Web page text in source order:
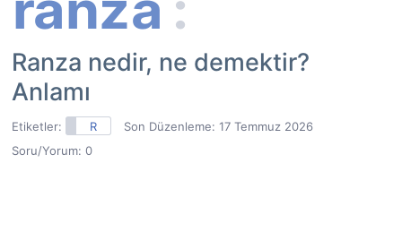
Ranza nedir, ne demektir?
Anlamı
Etiketler: R Son Düzenleme: 17 Temmuz 2026
Soru/Yorum: 0